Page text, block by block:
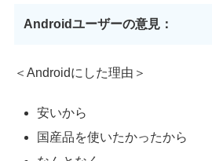
Androidユーザーの意見：
＜Androidにした理由＞
安いから
国産品を使いたかったから